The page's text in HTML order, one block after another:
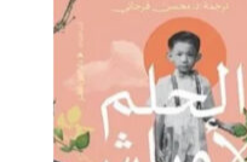
الرغبات